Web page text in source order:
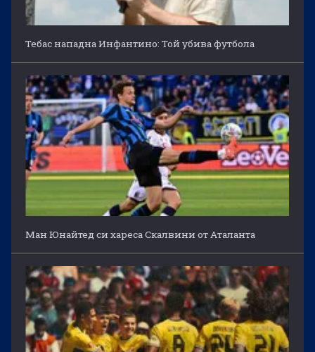
Тебас нападна Инфантино: Той убива футбола
Ман Юнайтед си хареса Скалвини от Аталанта